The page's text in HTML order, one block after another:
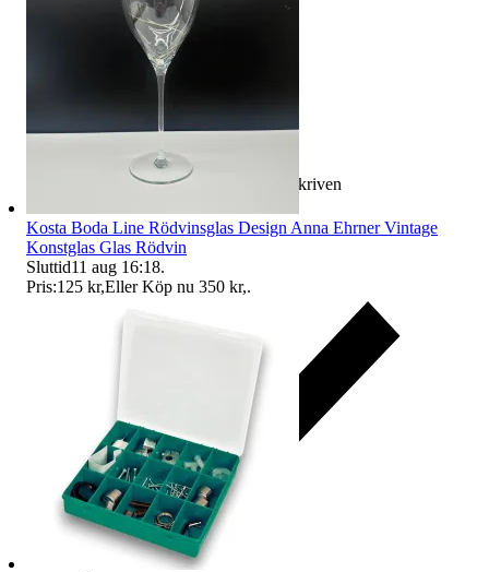
Ersättning om varan inte är som beskriven
Kosta Boda Line Rödvinsglas Design Anna Ehrner Vintage
Konstglas Glas Rödvin
Sluttid11 aug 16:18.
Pris:125 kr,Eller Köp nu 350 kr,.